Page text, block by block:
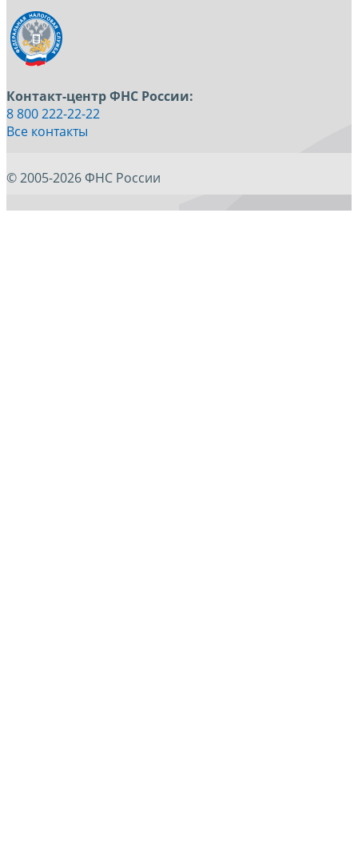
Контакт-центр ФНС России:
8 800 222-22-22
Все контакты
© 2005-2026 ФНС России